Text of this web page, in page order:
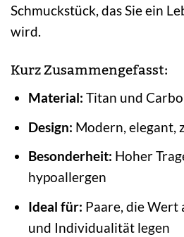
Schmuckstück, das Sie ein
wird.
Kurz Zusammengefasst:
Material: Titan und
Design: Modern, elegant,
Besonderheit: Hoher
hypoallergen
Ideal für: Paare, die Wert
und Individualität legen